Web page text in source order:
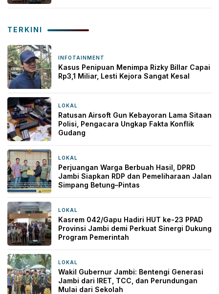
TERKINI
INFOTAINMENT
Kasus Penipuan Menimpa Rizky Billar Capai
Rp3,1 Miliar, Lesti Kejora Sangat Kesal
LOKAL
Ratusan Airsoft Gun Kebayoran Lama Sitaan
Polisi, Pengacara Ungkap Fakta Konflik
Gudang
LOKAL
Perjuangan Warga Berbuah Hasil, DPRD
Jambi Siapkan RDP dan Pemeliharaan Jalan
Simpang Betung–Pintas
LOKAL
Kasrem 042/Gapu Hadiri HUT ke-23 PPAD
Provinsi Jambi demi Perkuat Sinergi Dukung
Program Pemerintah
LOKAL
Wakil Gubernur Jambi: Bentengi Generasi
Jambi dari IRET, TCC, dan Perundungan
Mulai dari Sekolah